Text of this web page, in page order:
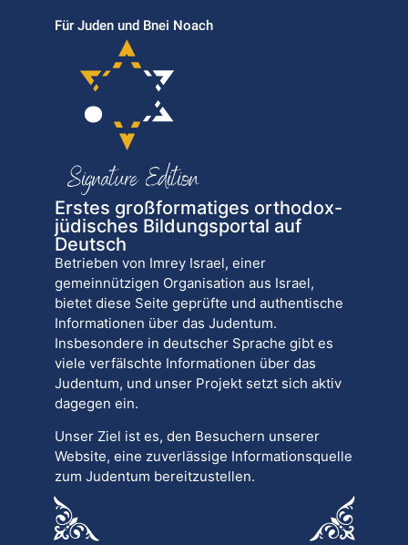
Für Juden und Bnei Noach
Erstes großformatiges orthodox-
jüdisches Bildungsportal auf
Deutsch
Betrieben von Imrey Israel, einer
gemeinnützigen Organisation aus Israel,
bietet diese Seite geprüfte und authentische
Informationen über das Judentum.
Insbesondere in deutscher Sprache gibt es
viele verfälschte Informationen über das
Judentum, und unser Projekt setzt sich aktiv
dagegen ein.
Unser Ziel ist es, den Besuchern unserer
Website, eine zuverlässige Informationsquelle
zum Judentum bereitzustellen.